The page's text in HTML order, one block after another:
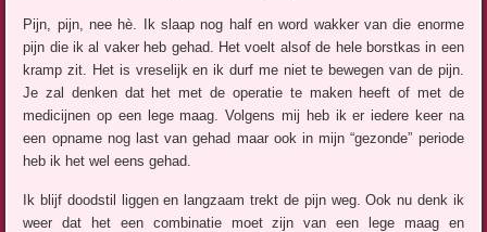
Pijn, pijn, nee hè. Ik slaap nog half en word wakker van die enorme
pijn die ik al vaker heb gehad. Het voelt alsof de hele borstkas in een
kramp zit. Het is vreselijk en ik durf me niet te bewegen van de pijn.
Je zal denken dat het met de operatie te maken heeft of met de
medicijnen op een lege maag. Volgens mij heb ik er iedere keer na
een opname nog last van gehad maar ook in mijn “gezonde” periode
heb ik het wel eens gehad.
Ik blijf doodstil liggen en langzaam trekt de pijn weg. Ook nu denk ik
weer dat het een combinatie moet zijn van een lege maag en